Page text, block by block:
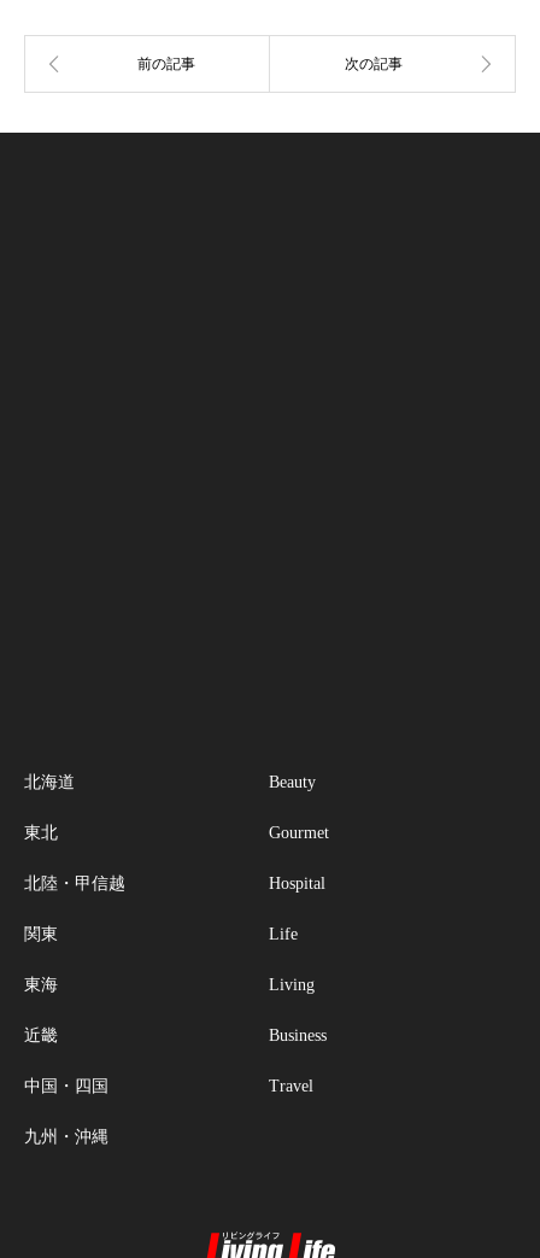
北海道
東北
北陸・甲信越
関東
東海
近畿
中国・四国
九州・沖縄
Beauty
Gourmet
Hospital
Life
Living
Business
Travel